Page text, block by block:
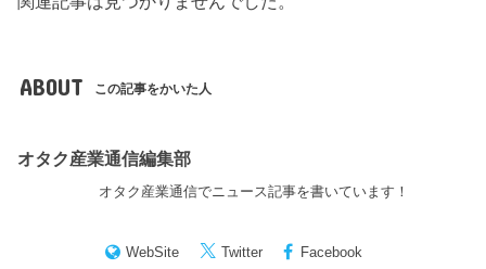
ABOUT この記事をかいた人
オタク産業通信編集部
オタク産業通信でニュース記事を書いています！
WebSite Twitter Facebook